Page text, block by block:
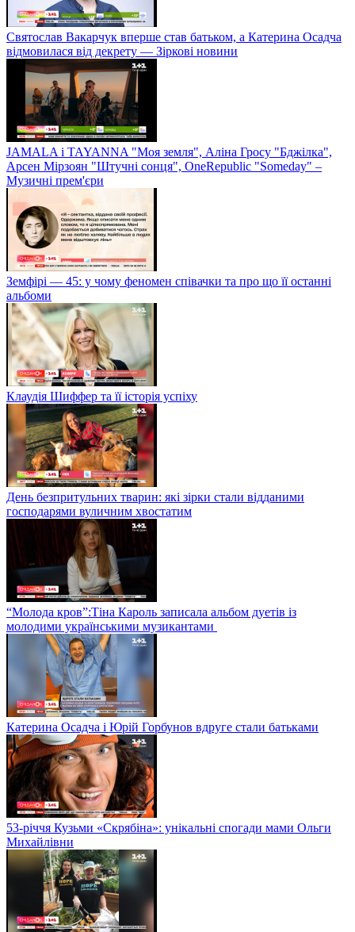
Святослав Вакарчук вперше став батьком, а Катерина Осадча
відмовилася від декрету — Зіркові новини
JAMALA і TAYANNA "Моя земля", Аліна Гросу "Бджілка",
Арсен Мірзоян "Штучні сонця", OneRepublic "Someday" –
Музичні прем'єри
Земфірі — 45: у чому феномен співачки та про що її останні
альбоми
Клаудія Шиффер та її історія успіху
День безпритульних тварин: які зірки стали відданими
господарями вуличним хвостатим
“Молода кров”:Тіна Кароль записала альбом дуетів із
молодими українськими музикантами
Катерина Осадча і Юрій Горбунов вдруге стали батьками
53-річчя Кузьми «Скрябіна»: унікальні спогади мами Ольги
Михайлівни